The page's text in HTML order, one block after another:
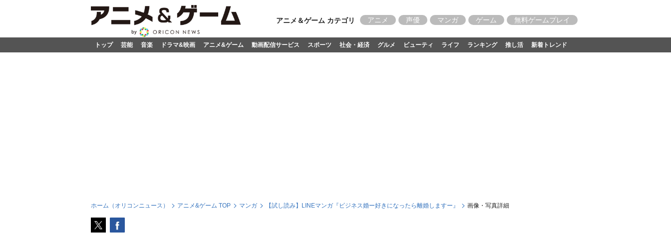
アニメ＆ゲーム カテゴリ アニメ 声優 マンガ ゲーム 無料ゲームプレイ
トップ 芸能 音楽 ドラマ&映画 アニメ&ゲーム 動画配信サービス スポーツ 社会・経済 グルメ ビューティ ライフ ランキング 推し活 新着トレンド
ホーム（オリコンニュース） アニメ&ゲーム TOP マンガ 【試し読み】LINEマンガ『ビジネス婚ー好きになったら離婚しますー』 画像・写真詳細